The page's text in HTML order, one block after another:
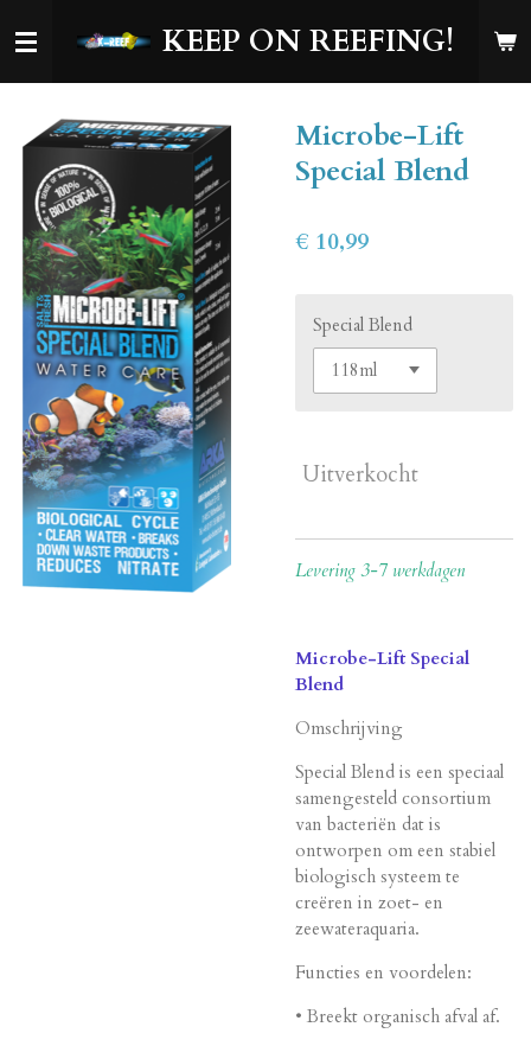
direct
hoofdinhoud
KEEP ON REEFING!
Microbe-Lift
Special Blend
€ 10,99
Special Blend
Uitverkocht
Levering 3-7 werkdagen
Microbe-Lift Special
Blend
Omschrijving
Special Blend is een speciaal
samengesteld consortium
van bacteriën dat is
ontworpen om een ​​stabiel
biologisch systeem te
creëren in zoet- en
zeewateraquaria.
Functies en voordelen:
• Breekt organisch afval af.